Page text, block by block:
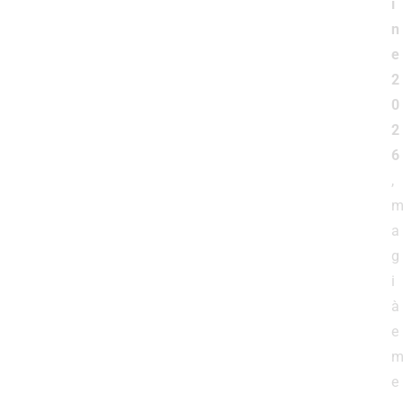
i
n
e
2
0
2
6
,
m
a
g
i
à
e
m
e